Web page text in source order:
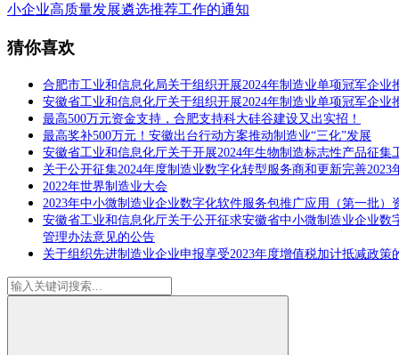
小企业高质量发展遴选推荐工作的通知
猜你喜欢
合肥市工业和信息化局关于组织开展2024年制造业单项冠军企业
安徽省工业和信息化厅关于组织开展2024年制造业单项冠军企业
最高500万元资金支持，合肥支持科大硅谷建设又出实招！
最高奖补500万元！安徽出台行动方案推动制造业“三化”发展
安徽省工业和信息化厅关于开展2024年生物制造标志性产品征集
关于公开征集2024年度制造业数字化转型服务商和更新完善
2022年世界制造业大会
2023年中小微制造业企业数字化软件服务包推广应用（第一批）
安徽省工业和信息化厅关于公开征求安徽省中小微制造业企业数
管理办法意见的公告
关于组织先进制造业企业申报享受2023年度增值税加计抵减政策